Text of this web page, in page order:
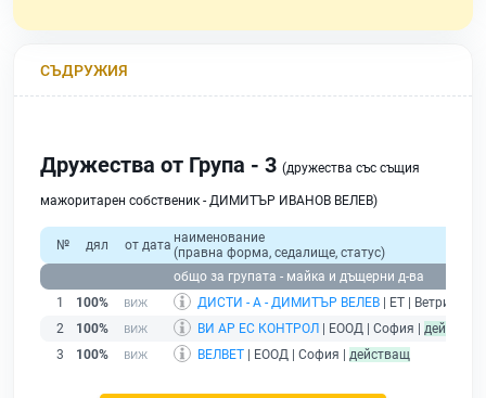
СЪДРУЖИЯ
Дружества от Група - 3 (дружества със същия
мажоритарен собственик - ДИМИТЪР ИВАНОВ ВЕЛЕВ)
№ дял от дата наименование
(правна форма, седалище, статус)
общо за групата - майка и дъщерни д-ва
1
100% ДИСТИ - А - ДИМИТЪР ВЕЛЕВ | ЕТ | Ветрино |
2
100% ВИ АР ЕС КОНТРОЛ | ЕООД | София | действащ
3
100% ВЕЛВЕТ | ЕООД | София | действащ